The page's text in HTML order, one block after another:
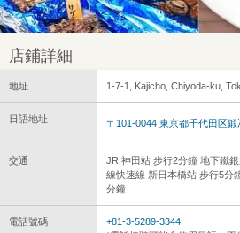
店鋪詳細
地址 1-7-1, Kajicho, Chiyoda-ku,
日語地址 〒101-0044 東京都千代田区鍛
交通
JR 神田站 步行2分鐘 地下鐵
線快速線 新日本橋站 步行5分
分鐘
電話號碼
+81-3-5289-3344